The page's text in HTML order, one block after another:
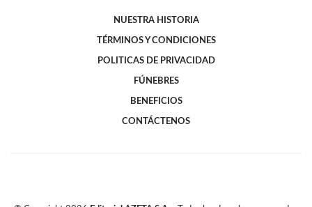
NUESTRA HISTORIA
TÉRMINOS Y CONDICIONES
POLITICAS DE PRIVACIDAD
FÚNEBRES
BENEFICIOS
CONTÁCTENOS